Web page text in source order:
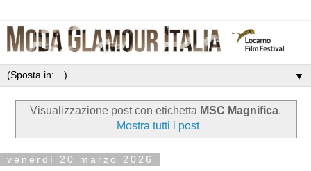
▼
Visualizzazione post con etichetta MSC Magnifica.
Mostra tutti i post
venerdì 20 marzo 2026